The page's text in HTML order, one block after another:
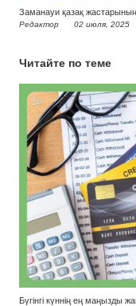
Заманауи қазақ
Редактор 02 июля, 2025
Читайте по теме
Бүгінгі күннің ең маңызды